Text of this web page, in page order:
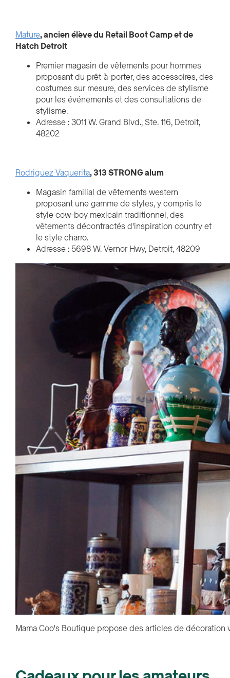
Mature, ancien élève du Retail Boot Camp et de
Hatch Detroit
Premier magasin de vêtements pour hommes
proposant du prêt-à-porter, des accessoires, des
costumes sur mesure, des services de stylisme
pour les événements et des consultations de
stylisme.
Adresse : 3011 W. Grand Blvd., Ste. 116, Detroit,
48202
Rodriguez Vaquerita, 313 STRONG alum
Magasin familial de vêtements western
proposant une gamme de styles, y compris le
style cow-boy mexicain traditionnel, des
vêtements décontractés d'inspiration country et
le style charro.
Adresse : 5698 W. Vernor Hwy, Detroit, 48209
Mama Coo's Boutique propose des articles de